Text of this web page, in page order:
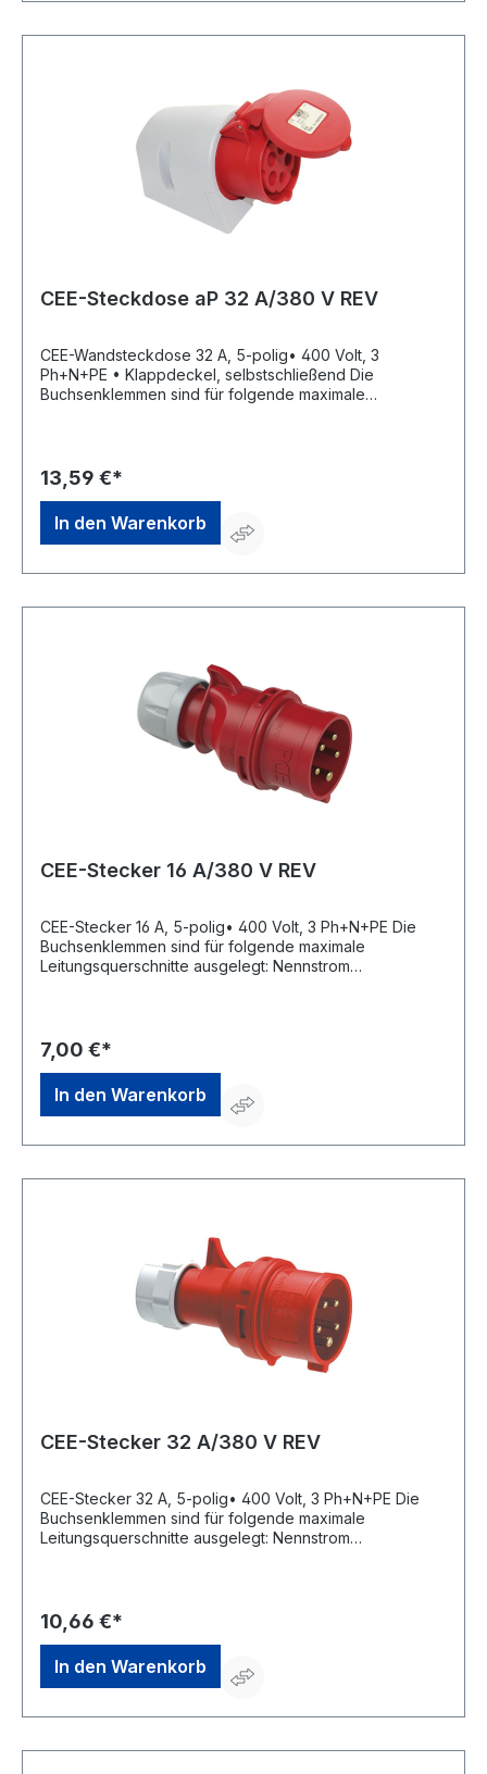
CEE-Steckdose aP 32 A/380 V REV
CEE-Wandsteckdose 32 A, 5-polig• 400 Volt, 3
Ph+N+PE • Klappdeckel, selbstschließend Die
Buchsenklemmen sind für folgende maximale
Frankenstr.1-4, 63776 Mömbris, DE, +4960297070,
info@rev.de
13,59 €*
In den Warenkorb
CEE-Stecker 16 A/380 V REV
CEE-Stecker 16 A, 5-polig• 400 Volt, 3 Ph+N+PE Die
Buchsenklemmen sind für folgende maximale
Leitungsquerschnitte ausgelegt: Nennstrom
info@rev.de
7,00 €*
In den Warenkorb
CEE-Stecker 32 A/380 V REV
CEE-Stecker 32 A, 5-polig• 400 Volt, 3 Ph+N+PE Die
Buchsenklemmen sind für folgende maximale
Leitungsquerschnitte ausgelegt: Nennstrom
info@rev.de
10,66 €*
In den Warenkorb